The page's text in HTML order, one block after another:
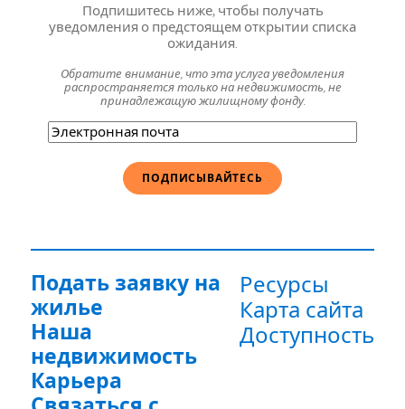
Подпишитесь ниже, чтобы получать
уведомления о предстоящем открытии списка
ожидания.
Обратите внимание, что эта услуга уведомления
распространяется только на недвижимость, не
принадлежащую жилищному фонду.
Электронная
почта(Обязательно)
Подать заявку на
жилье
Наша
недвижимость
Карьера
Ресурсы
Карта сайта
Доступность